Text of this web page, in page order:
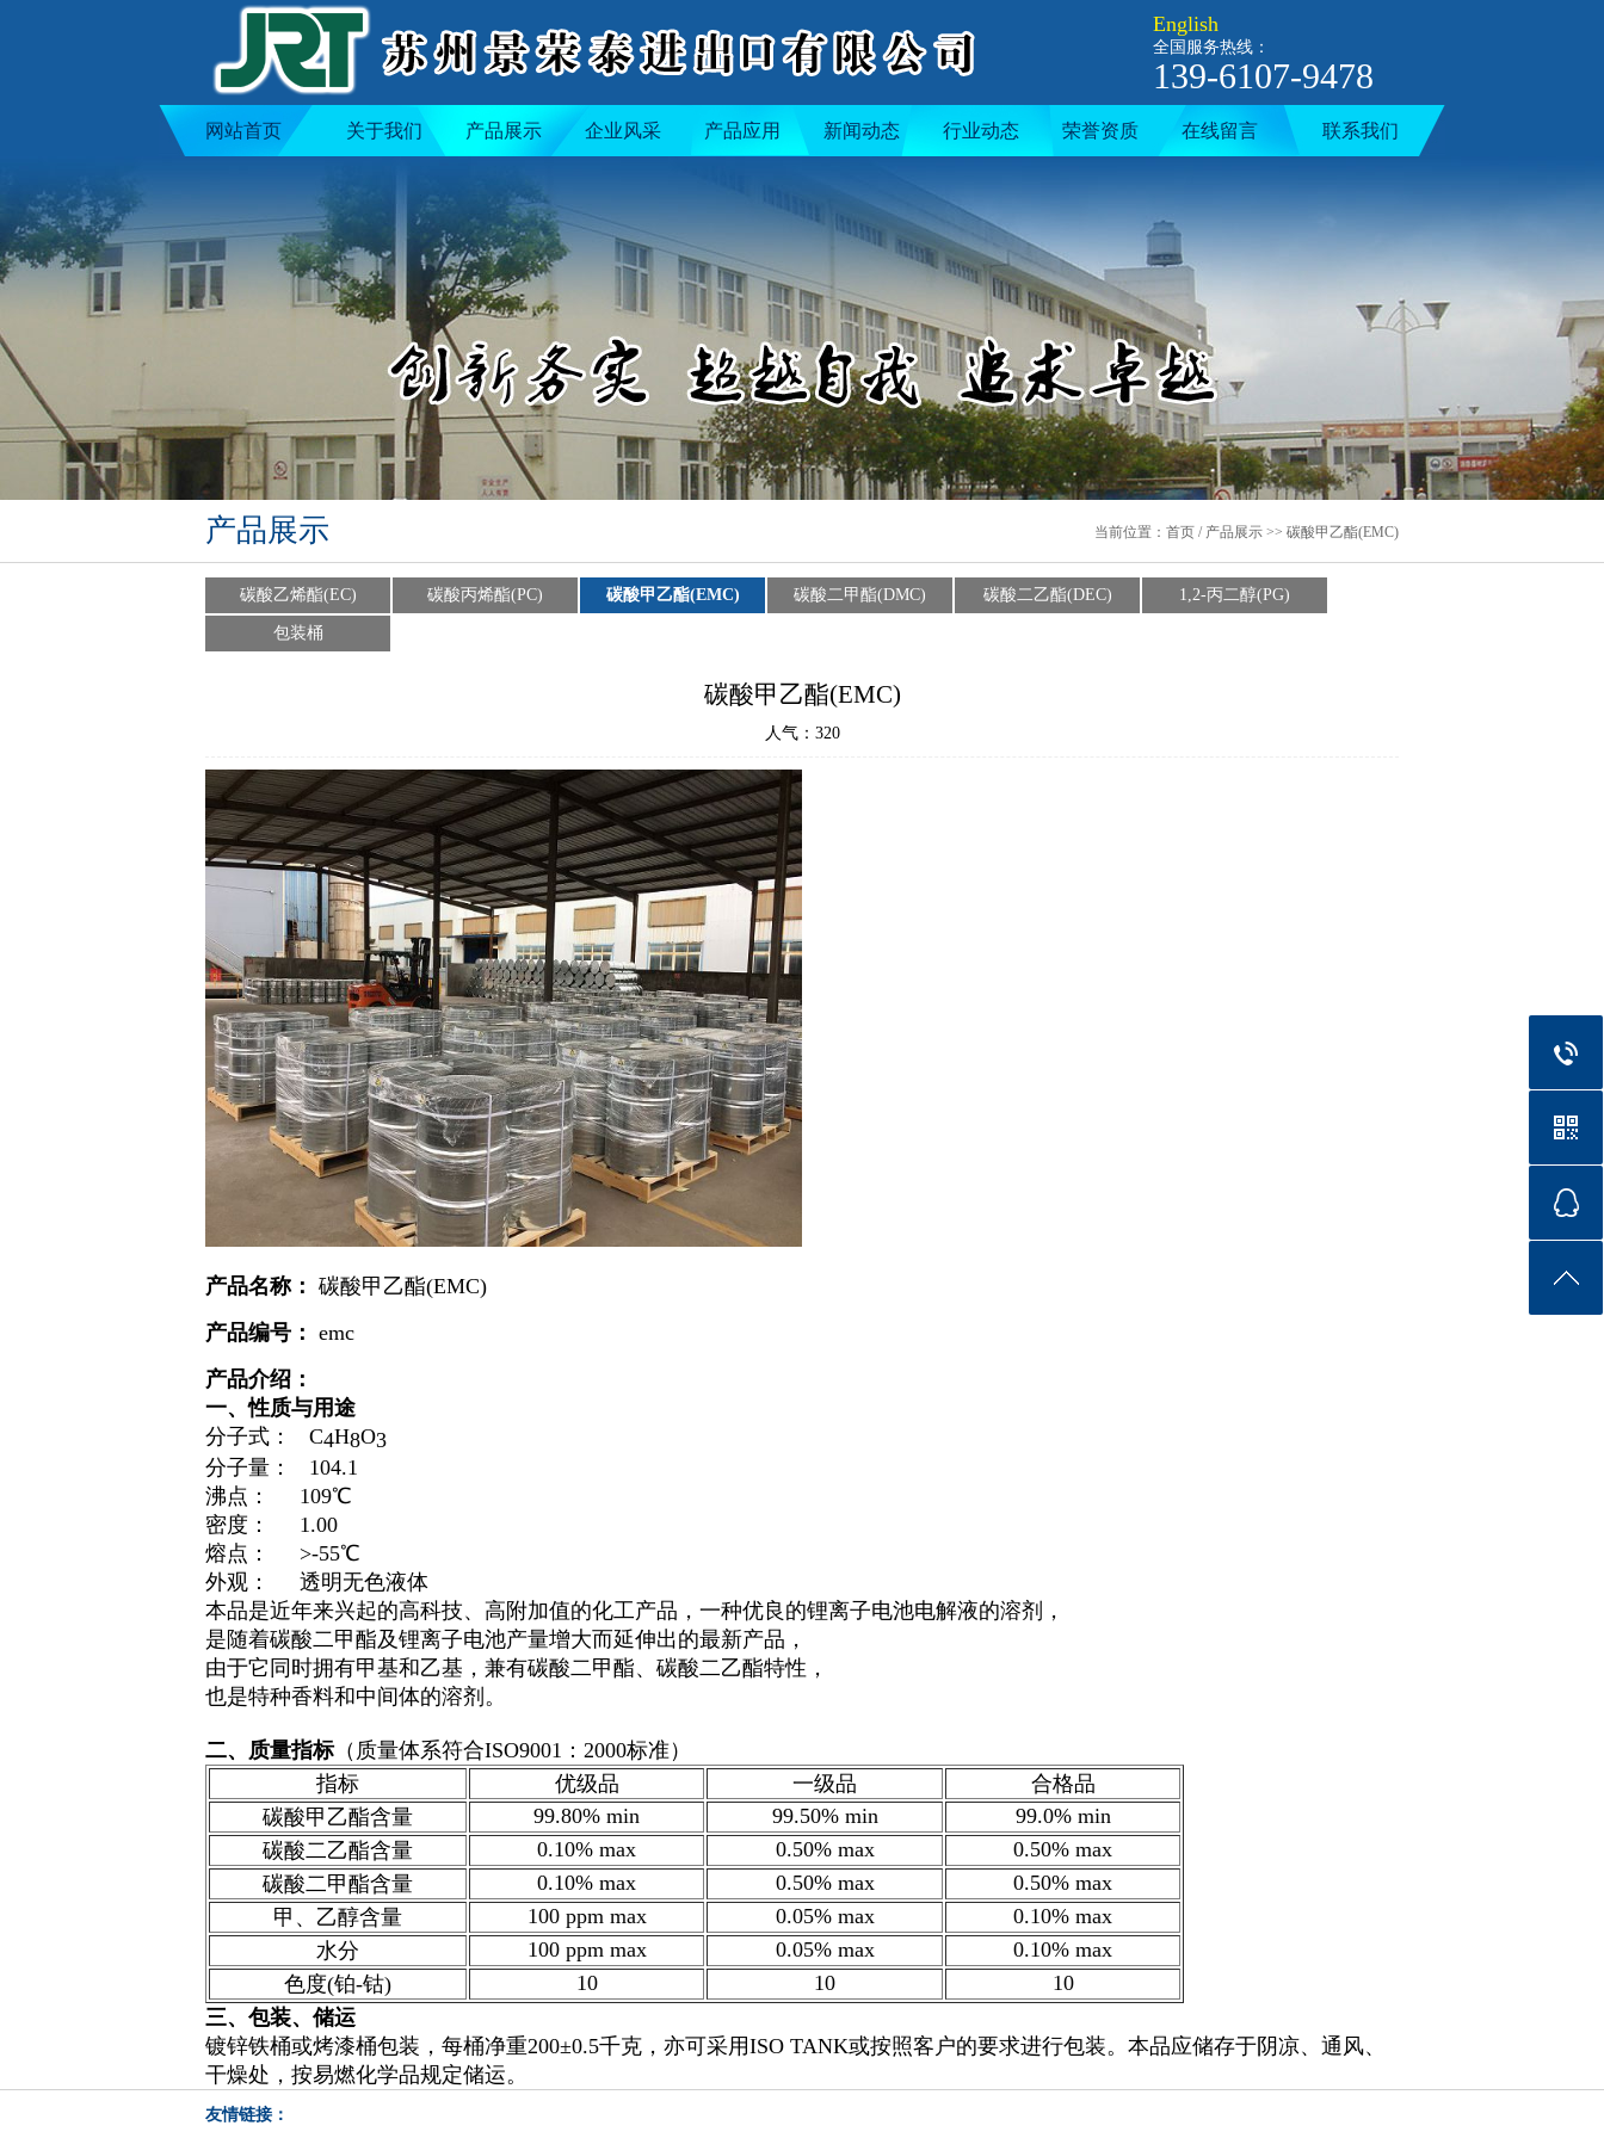
English
全国服务热线：
139-6107-9478
网站首页 关于我们 产品展示 企业风采 产品应用 新闻动态 行业动态 荣誉资质 在线留言 联系我们
产品展示 当前位置： 首页 / 产品展示 >> 碳酸甲乙酯(EMC)
碳酸乙烯酯(EC) 碳酸丙烯酯(PC) 碳酸甲乙酯(EMC) 碳酸二甲酯(DMC) 碳酸二乙酯(DEC) 1,2-丙二醇(PG)
包装桶
碳酸甲乙酯(EMC)
人气： 320
产品名称： 碳酸甲乙酯(EMC)
产品编号： emc
产品介绍：
一、性质与用途
分子式： C4H8O3
分子量： 104.1
沸点： 109℃
密度： 1.00
熔点： >-55℃
外观： 透明无色液体
本品是近年来兴起的高科技、高附加值的化工产品，一种优良的锂离子电池电解液的溶剂，
是随着碳酸二甲酯及锂离子电池产量增大而延伸出的最新产品，
由于它同时拥有甲基和乙基，兼有碳酸二甲酯、碳酸二乙酯特性，
也是特种香料和中间体的溶剂。
二、质量指标（质量体系符合ISO9001：2000标准）
指标
优级品 一级品
合格品
碳酸甲乙酯含量
99.80% min 99.50% min
99.0% min
碳酸二乙酯含量
0.10% max 0.50% max
0.50% max
碳酸二甲酯含量
0.10% max 0.50% max
0.50% max
甲、乙醇含量
100 ppm max 0.05% max
0.10% max
水分
100 ppm max 0.05% max
0.10% max
色度(铂-钴)
10 10
10
三、包装、储运
镀锌铁桶或烤漆桶包装，每桶净重200±0.5千克，亦可采用ISO TANK或按照客户的要求进行包装。本品应储存于阴凉、通风、
干燥处，按易燃化学品规定储运。
友情链接：